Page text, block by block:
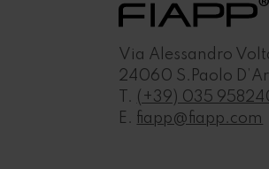
Via Alessandro
24060 S.Paolo
T. (+39) 035
E. fiapp@fiapp.com